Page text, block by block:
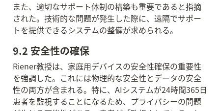
また、適切なサポート体制の構築も重要であると指摘
された。技術的な問題が発生した際に、遠隔でサポー
トを提供できるシステムの整備が求められる。
9.2 安全性の確保
Riener教授は、家庭用デバイスの安全性確保の重要性
を強調した。これには物理的な安全性とデータの安全
性の両方が含まれる。特に、AIシステムが24時間365日
患者を監視することになるため、プライバシーの問題